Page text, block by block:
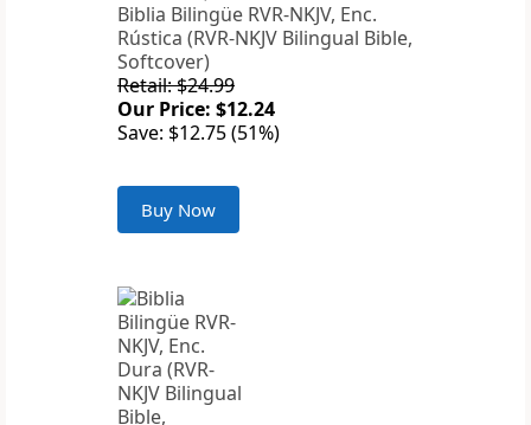
Biblia Bilingüe RVR-NKJV, Enc.
Rústica (RVR-NKJV Bilingual Bible,
Softcover)
Retail: $24.99
Our Price: $12.24
Save: $12.75 (51%)
Buy Now